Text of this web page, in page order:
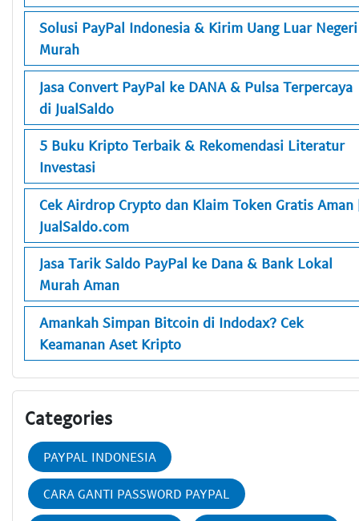
Solusi PayPal Indonesia & Kirim Uang Luar Negeri
Murah
Jasa Convert PayPal ke DANA & Pulsa Terpercaya
di JualSaldo
5 Buku Kripto Terbaik & Rekomendasi Literatur
Investasi
Cek Airdrop Crypto dan Klaim Token Gratis Aman
JualSaldo.com
Jasa Tarik Saldo PayPal ke Dana & Bank Lokal
Murah Aman
Amankah Simpan Bitcoin di Indodax? Cek
Keamanan Aset Kripto
Categories
PAYPAL INDONESIA
CARA GANTI PASSWORD PAYPAL